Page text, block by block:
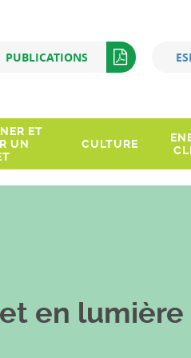
PUBLICATIONS
ET
UN
CULTURE
en